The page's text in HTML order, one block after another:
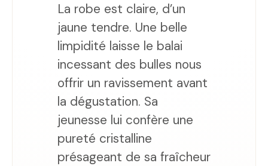
La robe est claire, d’un
jaune tendre. Une belle
limpidité laisse le balai
incessant des bulles nous
offrir un ravissement avant
la dégustation. Sa
jeunesse lui confère une
pureté cristalline
présageant de sa fraîcheur